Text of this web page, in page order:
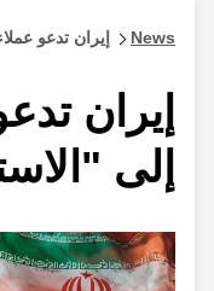
News إيران تدعو عملاء
إيران
إلى